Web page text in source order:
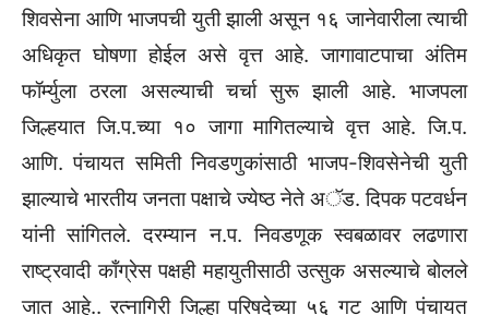
शिवसेना आणि भाजपची युती झाली असून १६ जानेवारीला त्याची
अधिकृत घोषणा होईल असे वृत्त आहे. जागावाटपाचा अंतिम
फॉर्म्युला ठरला असल्याची चर्चा सुरू झाली आहे. भाजपला
जिल्हयात जि.प.च्या १० जागा मागितल्याचे वृत्त आहे. जि.प.
आणि. पंचायत समिती निवडणुकांसाठी भाजप-शिवसेनेची युती
झाल्याचे भारतीय जनता पक्षाचे ज्येष्ठ नेते अॅड. दिपक पटवर्धन
यांनी सांगितले. दरम्यान न.प. निवडणूक स्वबळावर लढणारा
राष्ट्रवादी काँग्रेस पक्षही महायुतीसाठी उत्सुक असल्याचे बोलले
जात आहे.. रत्नागिरी जिल्हा परिषदेच्या ५६ गट आणि पंचायत